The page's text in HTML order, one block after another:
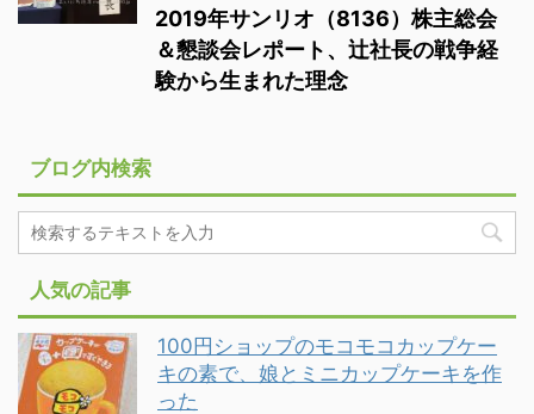
2019年サンリオ（8136）株主総会
＆懇談会レポート、辻社長の戦争経
験から生まれた理念
ブログ内検索
人気の記事
100円ショップのモコモコカップケー
キの素で、娘とミニカップケーキを作
った